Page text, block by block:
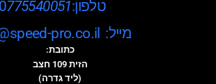
טלפון:0775540051
מייל: info@speed-pro.co.il
כתובת:
הזית 109 חצב
(ליד גדרה)